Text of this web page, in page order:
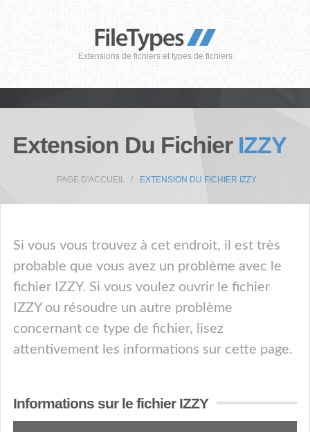
Extensions de fichiers et types de fichiers
Extension Du Fichier IZZY
PAGE D'ACCUEIL EXTENSION DU FICHIER IZZY
Si vous vous trouvez à cet endroit, il est très
probable que vous avez un problème avec le
fichier IZZY. Si vous voulez ouvrir le fichier
IZZY ou résoudre un autre problème
concernant ce type de fichier, lisez
attentivement les informations sur cette page.
Informations sur le fichier IZZY